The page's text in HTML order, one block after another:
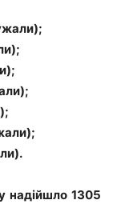
надійшло 1305